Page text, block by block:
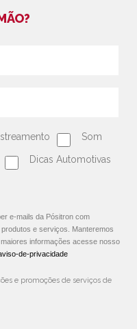
Som
Dicas Automotivas
e-mails da Pósitron com
e serviços. Manteremos
informações acesse nosso
de-privacidade
e promoções de serviços de